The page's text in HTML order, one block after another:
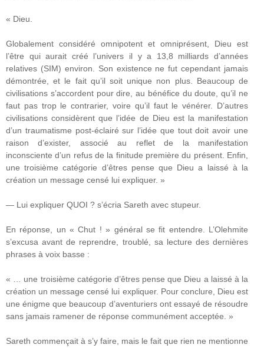
« Dieu.
Globalement considéré omnipotent et omniprésent, Dieu est
l’être qui aurait créé l’univers il y a 13,8 milliards d’années
relatives (SIM) environ. Son existence ne fut cependant jamais
démontrée, et le fait qu’il soit unique non plus. Beaucoup de
civilisations s’accordent pour dire, au bénéfice du doute, qu’il ne
faut pas trop le contrarier, voire qu’il faut le vénérer. D’autres
civilisations considèrent que l’idée de Dieu est la manifestation
d’un traumatisme post-éclairé sur l’idée que tout doit avoir une
raison d’exister, associé au reflet de la manifestation
inconsciente d’un refus de la finitude première du présent. Enfin,
une troisième catégorie d’êtres pense que Dieu a laissé à la
création un message censé lui expliquer. »
— Lui expliquer QUOI ? s’écria Sareth avec stupeur.
En réponse, un « Chut ! » général se fit entendre. L’Olehmite
s’excusa avant de reprendre, troublé, sa lecture des dernières
phrases à voix basse :
« … une troisième catégorie d’êtres pense que Dieu a laissé à la
création un message censé lui expliquer. Pour conclure, Dieu est
une énigme que beaucoup d’aventuriers ont essayé de résoudre
sans jamais ramener de réponse communément acceptée. »
Sareth commençait à s’y faire, mais le fait que rien ne mentionne